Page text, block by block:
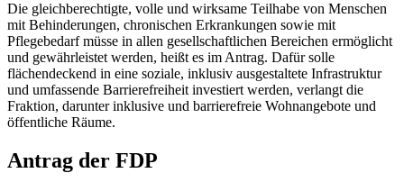
Die gleichberechtigte, volle und wirksame Teilhabe von Menschen
mit Behinderungen, chronischen Erkrankungen sowie mit
Pflegebedarf müsse in allen gesellschaftlichen Bereichen ermöglicht
und gewährleistet werden, heißt es im Antrag. Dafür solle
flächendeckend in eine soziale, inklusiv ausgestaltete Infrastruktur
und umfassende Barrierefreiheit investiert werden, verlangt die
Fraktion, darunter inklusive und barrierefreie Wohnangebote und
öffentliche Räume.
Antrag der FDP